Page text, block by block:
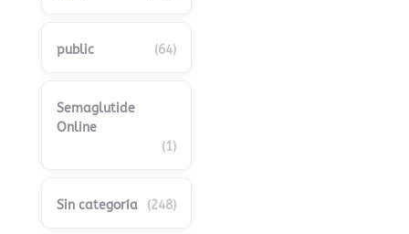
public (64)
Semaglutide
Online
(1)
Sin categoría (248)